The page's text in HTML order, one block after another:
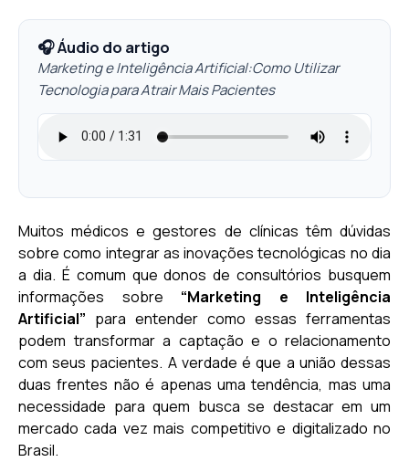
🎧 Áudio do artigo
Marketing e Inteligência Artificial:Como Utilizar
Tecnologia para Atrair Mais Pacientes
Muitos médicos e gestores de clínicas têm dúvidas
sobre como integrar as inovações tecnológicas no dia
a dia. É comum que donos de consultórios busquem
informações sobre “Marketing e Inteligência
Artificial” para entender como essas ferramentas
podem transformar a captação e o relacionamento
com seus pacientes. A verdade é que a união dessas
duas frentes não é apenas uma tendência, mas uma
necessidade para quem busca se destacar em um
mercado cada vez mais competitivo e digitalizado no
Brasil.